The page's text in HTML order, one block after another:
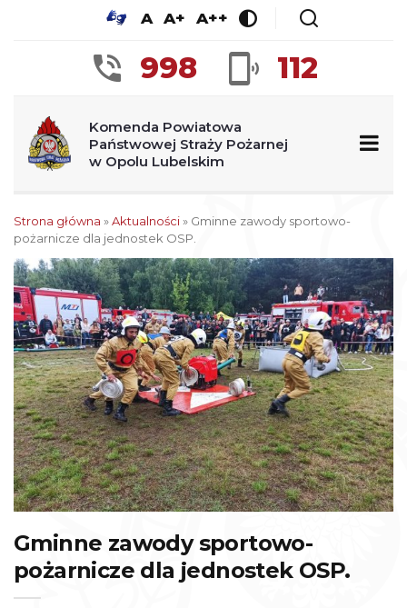
A A+ A++
998 112
Komenda Powiatowa
Państwowej Straży Pożarnej
w Opolu Lubelskim
Strona główna »Aktualności» Gminne zawody sportowo-
pożarnicze dla jednostek OSP.
Gminne zawody sportowo-
pożarnicze dla jednostek OSP.